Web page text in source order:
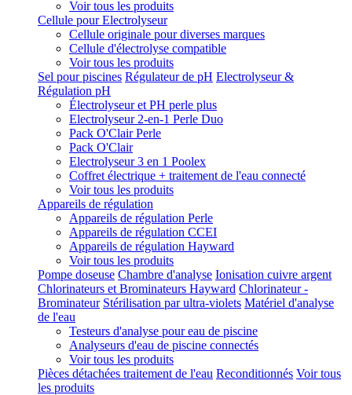
Voir tous les produits
Cellule pour Electrolyseur
Cellule originale pour diverses marques
Cellule d'électrolyse compatible
Voir tous les produits
Sel pour piscines Régulateur de pH Electrolyseur &
Régulation pH
Électrolyseur et PH perle plus
Electrolyseur 2-en-1 Perle Duo
Pack O'Clair Perle
Pack O'Clair
Electrolyseur 3 en 1 Poolex
Coffret électrique + traitement de l'eau connecté
Voir tous les produits
Appareils de régulation
Appareils de régulation Perle
Appareils de régulation CCEI
Appareils de régulation Hayward
Voir tous les produits
Pompe doseuse Chambre d'analyse Ionisation cuivre argent
Chlorinateurs et Brominateurs Hayward Chlorinateur -
Brominateur Stérilisation par ultra-violets Matériel d'analyse
de l'eau
Testeurs d'analyse pour eau de piscine
Analyseurs d'eau de piscine connectés
Voir tous les produits
Pièces détachées traitement de l'eau Reconditionnés Voir tous
les produits